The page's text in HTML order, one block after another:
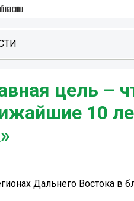
цель –
10
Дальнего Востока в